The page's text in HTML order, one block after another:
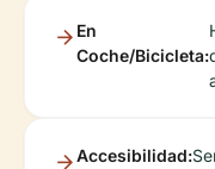
En
Coche/Bicicleta:
Accesibilidad: